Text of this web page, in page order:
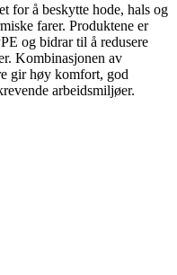
for å beskytte hode, hals og
farer. Produktene er
og bidrar til å redusere
Kombinasjonen av
gir høy komfort, god
arbeidsmiljøer.